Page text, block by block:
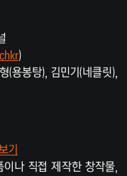
)
(용봉탕), 김민기(네클릿),
기
나 직접 제작한 창작물,